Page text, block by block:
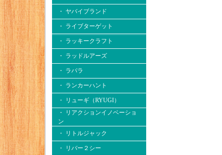
・ ヤバイブランド
・ ライブターゲット
・ ラッキークラフト
・ ラッドルアーズ
・ ラパラ
・ ランカーハント
・ リューギ（RYUGI）
・ リアクションイノベーショ
ン
・ リトルジャック
・ リバー２シー